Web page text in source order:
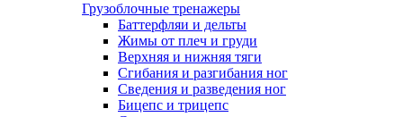
Грузоблочные тренажеры
Баттерфляи и дельты
Жимы от плеч и груди
Верхняя и нижняя тяги
Сгибания и разгибания ног
Сведения и разведения ног
Бицепс и трицепс